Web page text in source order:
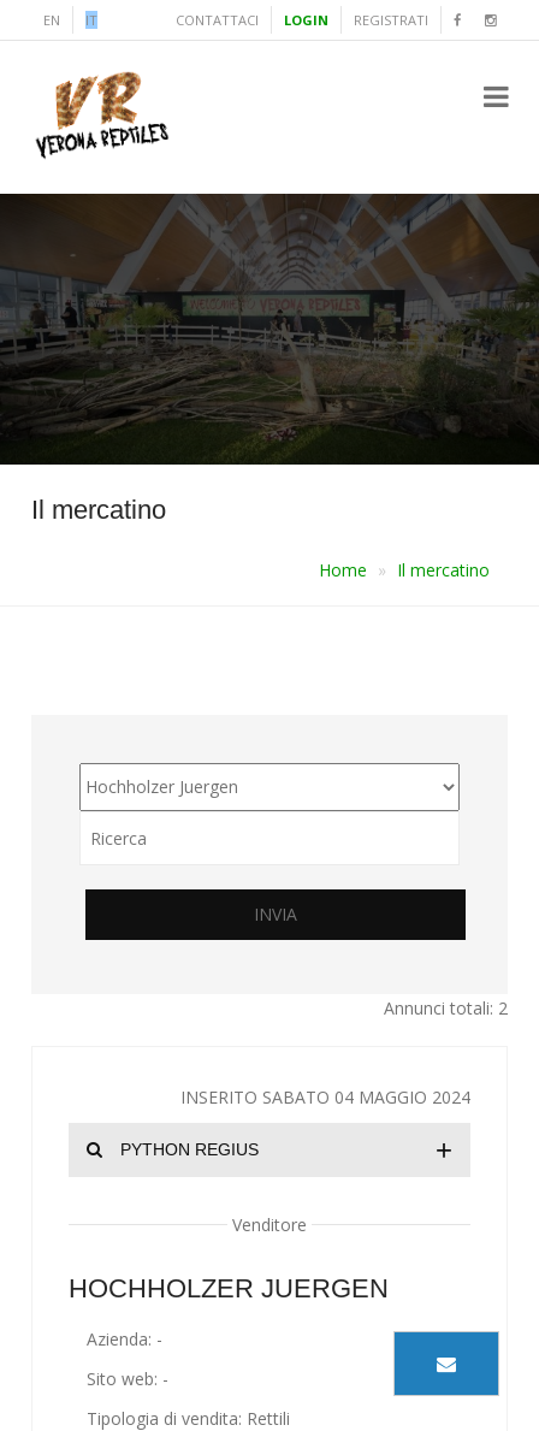
EN IT CONTATTACI LOGIN REGISTRATI
Il mercatino
Home Il mercatino
INVIA
Annunci totali: 2
INSERITO SABATO 04 MAGGIO 2024
PYTHON REGIUS +
Venditore
HOCHHOLZER JUERGEN
Azienda: -
Sito web: -
Tipologia di vendita: Rettili